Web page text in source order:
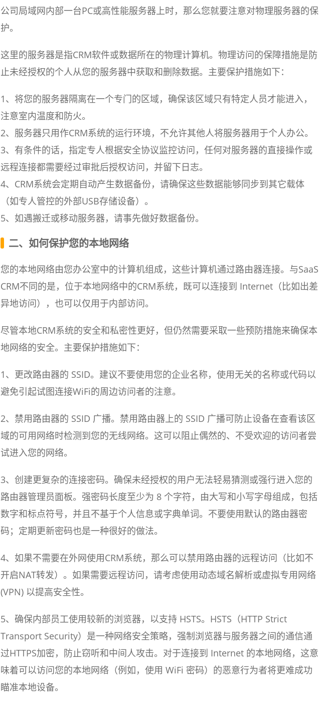
公司局域网内部一台PC或高性能服务器上时，那么您就要注意对物理服务器的保
护。
这里的服务器是指CRM软件或数据所在的物理计算机。物理访问的保障措施是防
止未经授权的个人从您的服务器中获取和删除数据。主要保护措施如下：
1、将您的服务器隔离在一个专门的区域，确保该区域只有特定人员才能进入，
注意室内温度和防火。
2、服务器只用作CRM系统的运行环境，不允许其他人将服务器用于个人办公。
3、有条件的话，指定专人根据安全协议监控访问，任何对服务器的直接操作或
远程连接都需要经过审批后授权访问，并留下日志。
4、CRM系统会定期自动产生数据备份，请确保这些数据能够同步到其它载体
（如专人管控的外部USB存储设备）。
5、如遇搬迁或移动服务器，请事先做好数据备份。
二、如何保护您的本地网络
您的本地网络由您办公室中的计算机组成，这些计算机通过路由器连接。与SaaS
CRM不同的是，位于本地网络中的CRM系统，既可以连接到 Internet（比如出差
异地访问），也可以仅用于内部访问。
尽管本地CRM系统的安全和私密性更好，但仍然需要采取一些预防措施来确保本
地网络的安全。主要保护措施如下：
1、更改路由器的 SSID。建议不要使用您的企业名称，使用无关的名称或代码以
避免引起试图连接WiFi的周边访问者的注意。
2、禁用路由器的 SSID 广播。禁用路由器上的 SSID 广播可防止设备在查看该区
域的可用网络时检测到您的无线网络。这可以阻止偶然的、不受欢迎的访问者尝
试进入您的网络。
3、创建更复杂的连接密码。确保未经授权的用户无法轻易猜测或强行进入您的
路由器管理员面板。强密码长度至少为 8 个字符，由大写和小写字母组成，包括
数字和标点符号，并且不基于个人信息或字典单词。不要使用默认的路由器密
码；定期更新密码也是一种很好的做法。
4、如果不需要在外网使用CRM系统，那么可以禁用路由器的远程访问（比如不
开启NAT转发）。如果需要远程访问，请考虑使用动态域名解析或虚拟专用网络
(VPN) 以提高安全性。
5、确保内部员工使用较新的浏览器，以支持 HSTS。HSTS（HTTP Strict
Transport Security）是一种网络安全策略，强制浏览器与服务器之间的通信通
过HTTPS加密，防止窃听和中间人攻击。对于连接到 Internet 的本地网络，这意
味着可以访问您的本地网络（例如，使用 WiFi 密码）的恶意行为者将更难成功
瞄准本地设备。